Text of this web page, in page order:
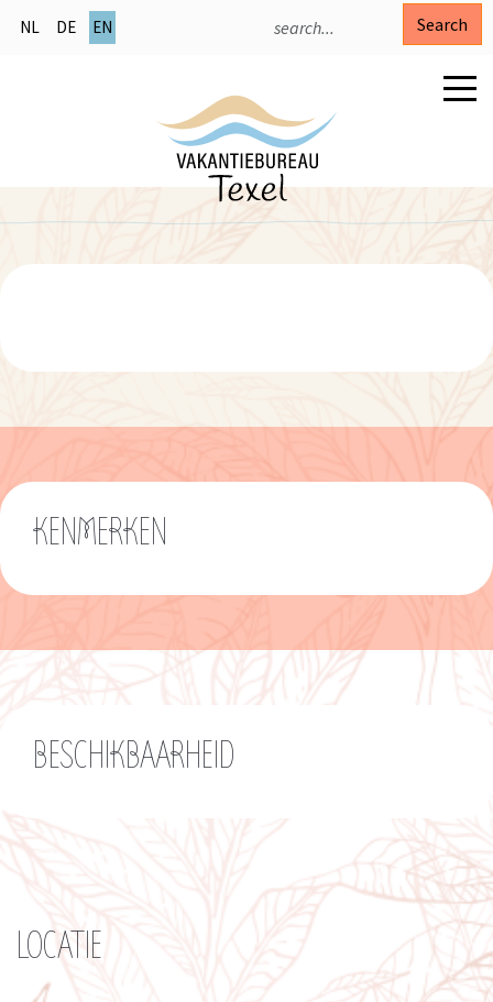
NL DE EN Search
KENMERKEN
BESCHIKBAARHEID
LOCATIE